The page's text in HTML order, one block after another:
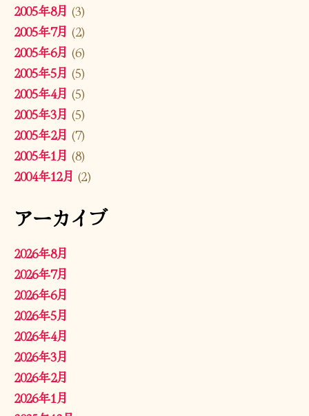
2005年8月 (3)
2005年7月 (2)
2005年6月 (6)
2005年5月 (5)
2005年4月 (5)
2005年3月 (5)
2005年2月 (7)
2005年1月 (8)
2004年12月 (2)
アーカイブ
2026年8月
2026年7月
2026年6月
2026年5月
2026年4月
2026年3月
2026年2月
2026年1月